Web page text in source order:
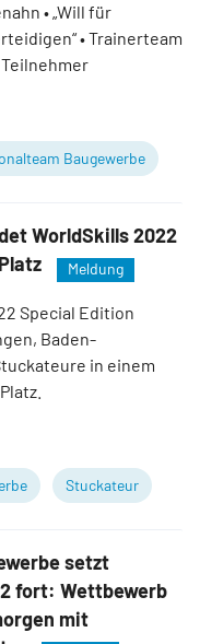
• „Will für
• Trainerteam
Baugewerbe
WorldSkills 2022
Meldung
Special Edition
Baden-
in einem
Stuckateur
setzt
fort: Wettbewerb
mit